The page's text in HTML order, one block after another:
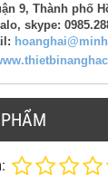
9, Thành phố
skype: